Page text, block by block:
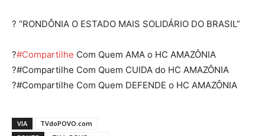
? “RONDÔNIA O ESTADO MAIS SOLIDÁRIO DO BRASIL”
?#Compartilhe Com Quem AMA o HC AMAZÔNIA
?#Compartilhe Com Quem CUIDA do HC AMAZÔNIA
?#Compartilhe Com Quem DEFENDE o HC AMAZÔNIA
VIA
TVdoPOVO.com